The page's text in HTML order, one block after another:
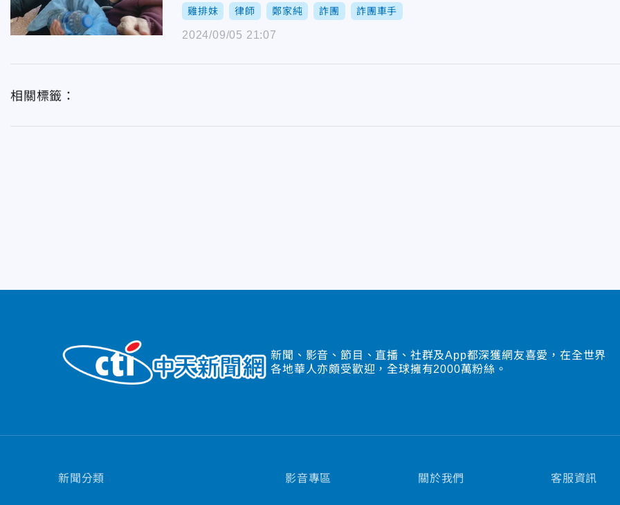
雞排妹 律師 鄭家純 詐團 詐團車手
2024/09/05 21:07
相關標籤：
新聞、影音、節目、直播、社群及App都深獲網友喜愛，在全世界
各地華人亦頗受歡迎，全球擁有2000萬粉絲。
新聞分類 影音專區 關於我們 客服資訊